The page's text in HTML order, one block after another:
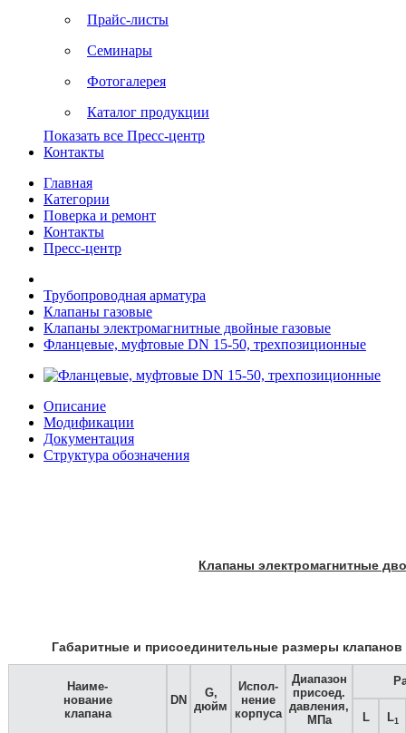
Прайс-листы
Семинары
Фотогалерея
Каталог продукции
Показать все Пресс-центр
Контакты
Главная
Категории
Поверка и ремонт
Контакты
Пресс-центр
Трубопроводная арматура
Клапаны газовые
Клапаны электромагнитные двойные газовые
Фланцевые, муфтовые DN 15-50, трехпозиционные
Описание
Модификации
Документация
Структура обозначения
Клапаны электромагнитные
Габаритные и присоединительные размеры
Наиме-
нование
клапана
DN
G,
дюйм
Испол-
нение
корпуса
Диапазон
присоед.
давления,
МПа
L L1